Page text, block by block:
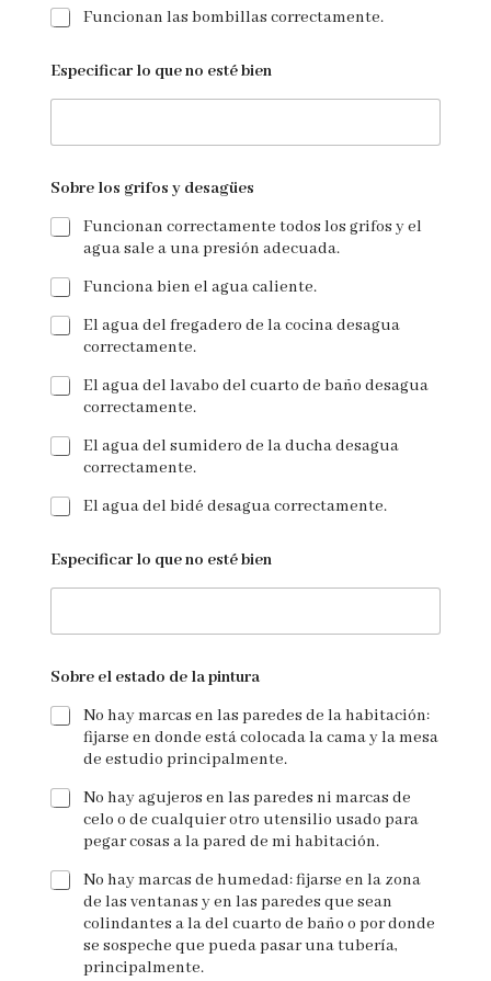
Funcionan las bombillas correctamente.
Especificar lo que no esté bien
Sobre los grifos y desagües
Funcionan correctamente todos los grifos y el
agua sale a una presión adecuada.
Funciona bien el agua caliente.
El agua del fregadero de la cocina desagua
correctamente.
El agua del lavabo del cuarto de baño desagua
correctamente.
El agua del sumidero de la ducha desagua
correctamente.
El agua del bidé desagua correctamente.
Especificar lo que no esté bien
Sobre el estado de la pintura
No hay marcas en las paredes de la habitación:
fijarse en donde está colocada la cama y la mesa
de estudio principalmente.
No hay agujeros en las paredes ni marcas de
celo o de cualquier otro utensilio usado para
pegar cosas a la pared de mi habitación.
No hay marcas de humedad: fijarse en la zona
de las ventanas y en las paredes que sean
colindantes a la del cuarto de baño o por donde
se sospeche que pueda pasar una tubería,
principalmente.